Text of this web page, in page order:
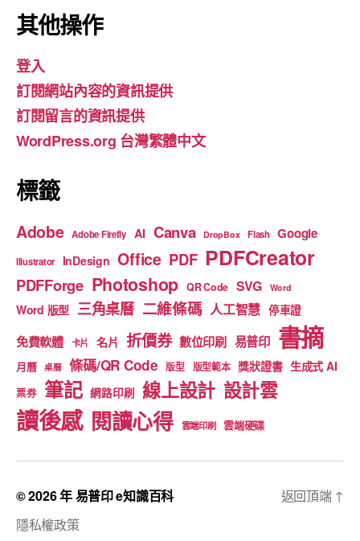
c
b
o
o
k
a
a
m
u
b
e
其他操作
登入
訂閱網站內容的資訊提供
訂閱留言的資訊提供
WordPress.org 台灣繁體中文
標籤
Adobe Adobe Firefly AI Canva DropBox Flash Google
Illustrator InDesign Office PDF PDFCreator
PDFForge Photoshop QR Code SVG Word
Word 版型 三角桌曆 二維條碼 人工智慧 停車證
免費軟體 卡片 名片 折價券 數位印刷 易普印 書摘
月曆 桌曆 條碼/QR Code 版型 版型範本 獎狀證書 生成式 AI
票券 筆記 網路印刷 線上設計 設計雲
讀後感 閱讀心得 雲端印刷 雲端硬碟
© 2026 年易普印 e知識百科
隱私權政策
返回頂端 ↑